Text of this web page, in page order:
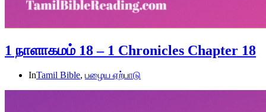
1 நாளாகமம் 18 – 1 Chronicles Chapter 18
InTamil Bible, பழைய ஏற்பாடு